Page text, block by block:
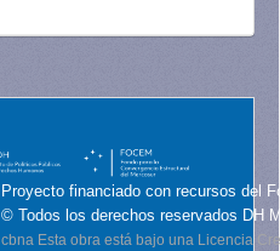
Proyecto financiado con recursos del
© Todos los derechos reservados DH
cbna Esta obra está bajo una Licencia